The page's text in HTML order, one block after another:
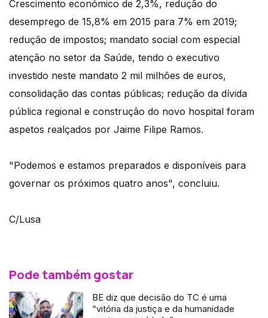
Crescimento económico de 2,3%, redução do
desemprego de 15,8% em 2015 para 7% em 2019;
redução de impostos; mandato social com especial
atenção no setor da Saúde, tendo o executivo
investido neste mandato 2 mil milhões de euros,
consolidação das contas públicas; redução da dívida
pública regional e construção do novo hospital foram
aspetos realçados por Jaime Filipe Ramos.
"Podemos e estamos preparados e disponíveis para
governar os próximos quatro anos", concluiu.
C/Lusa
Pode também gostar
BE diz que decisão do TC é uma
“vitória da justiça e da humanidade